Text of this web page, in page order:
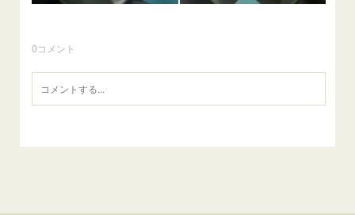
0コメント